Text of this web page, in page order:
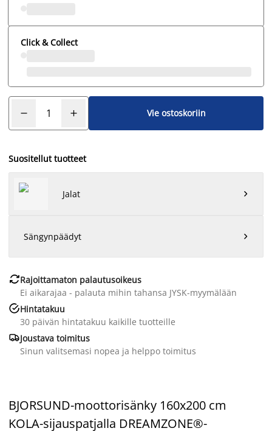
Click & Collect
Vie ostoskoriin
Suositellut tuotteet
Jalat 
Sängynpäädyt 
Rajoittamaton palautusoikeus
Ei aikarajaa - palauta mihin tahansa JYSK-myymälään
Hintatakuu
30 päivän hintatakuu kaikille tuotteille
Joustava toimitus
Sinun valitsemasi nopea ja helppo toimitus
BJORSUND-moottorisänky 160x200 cm
KOLA-sijauspatjalla DREAMZONE®-